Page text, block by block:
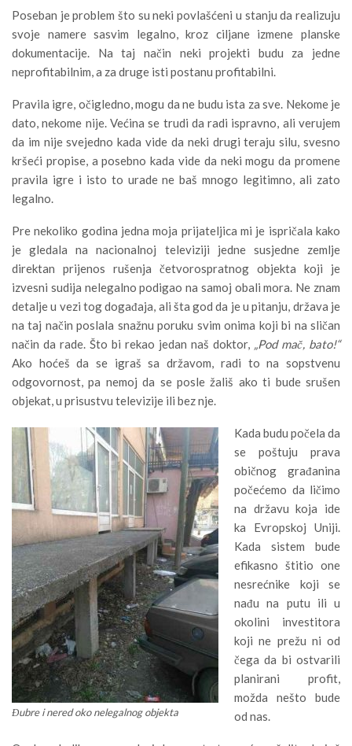
Poseban je problem što su neki povlašćeni u stanju da realizuju
svoje namere sasvim legalno, kroz ciljane izmene planske
dokumentacije. Na taj način neki projekti budu za jedne
neprofitabilnim, a za druge isti postanu profitabilni.
Pravila igre, očigledno, mogu da ne budu ista za sve. Nekome je
dato, nekome nije. Većina se trudi da radi ispravno, ali verujem
da im nije svejedno kada vide da neki drugi teraju silu, svesno
kršeći propise, a posebno kada vide da neki mogu da promene
pravila igre i isto to urade ne baš mnogo legitimno, ali zato
legalno.
Pre nekoliko godina jedna moja prijateljica mi je ispričala kako
je gledala na nacionalnoj televiziji jedne susjedne zemlje
direktan prijenos rušenja četvorospratnog objekta koji je
izvesni sudija nelegalno podigao na samoj obali mora. Ne znam
detalje u vezi tog događaja, ali šta god da je u pitanju, država je
na taj način poslala snažnu poruku svim onima koji bi na sličan
način da rade. Što bi rekao jedan naš doktor,
„Pod mač, bato!“
Ako hoćeš da se igraš sa državom, radi to na sopstvenu
odgovornost, pa nemoj da se posle žališ ako ti bude srušen
objekat, u prisustvu televizije ili bez nje.
Đubre i nered oko nelegalnog objekta
Kada budu počela da
se poštuju prava
običnog građanina
počećemo da ličimo
na državu koja ide
ka Evropskoj Uniji.
Kada sistem bude
efikasno štitio one
nesrećnike koji se
nađu na putu ili u
okolini investitora
koji ne prežu ni od
čega da bi ostvarili
planirani profit,
možda nešto bude
od nas.